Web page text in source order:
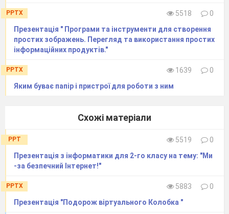
Принтер
Запитання 10
Що таке інформація?
варіанти відповідей
Інформація — це знання, отримані в школі
Інформація — це відомості про світ, що нас оточує, про
Інформація — це матеріал, знайдений в Інтернеті
На які п’ять типів поділяються повідомлення за
PPTX 5518
0
Презентація " Програми та інструменти для створення
простих зображень. Перегляд та використання простих
інформаційних продуктів."
PPTX 1639
0
Яким буває папір і пристрої для роботи з ним
Схожі матеріали
PPT 5519
0
Презентація з інформатики для 2-го класу на тему: "Ми
-за бeзпeчний Інтeрнeт!"
PPTX 5883
0
Презентація "Подорож віртуального Колобка "